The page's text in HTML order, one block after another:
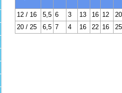
12 / 16 5,5 6 3 13 16 12
20
20 / 25
6,5 7 4 16 22 16 25